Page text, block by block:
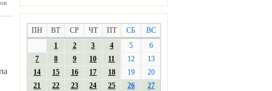
ПН ВТ СР ЧТ ПТ СБ
ВС
1
2 3 4 5
6
7
8 9 10 11 12
13
14
15 16 17 18 19
20
21
22 23 24 25 26
27